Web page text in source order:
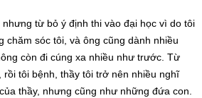
từ bỏ ý định thi vào đại học vì do tôi
chăm sóc tôi, và ông cũng dành nhiều
còn đi cúng xa nhiều như trước. Từ
rồi tôi bệnh, thầy tôi trở nên nhiều nghĩ
thầy, nhưng cũng như những đứa con.